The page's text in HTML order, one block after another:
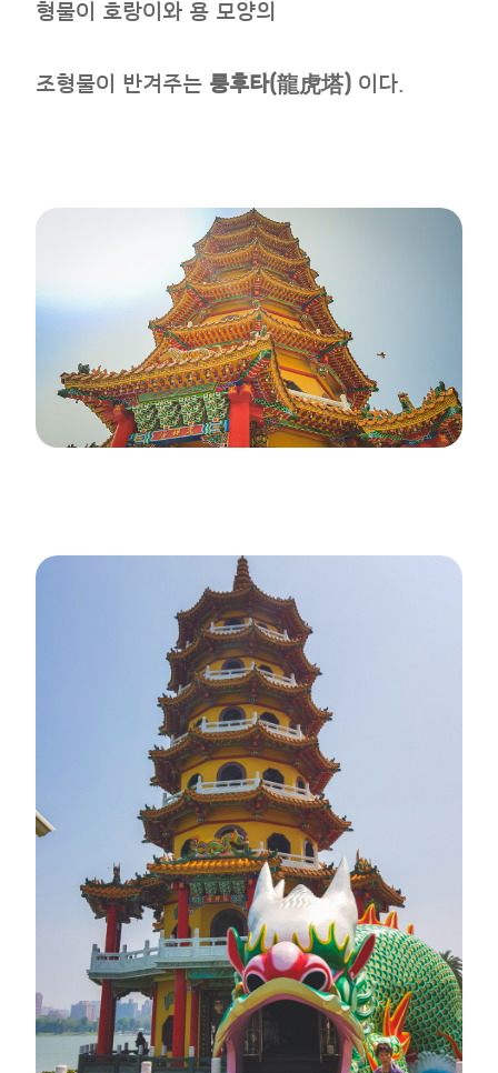
형물이 호랑이와 용 모양의
조형물이 반겨주는 룽후타(龍虎塔) 이다.